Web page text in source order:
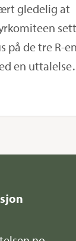
gledelig at
på de tre R-
en